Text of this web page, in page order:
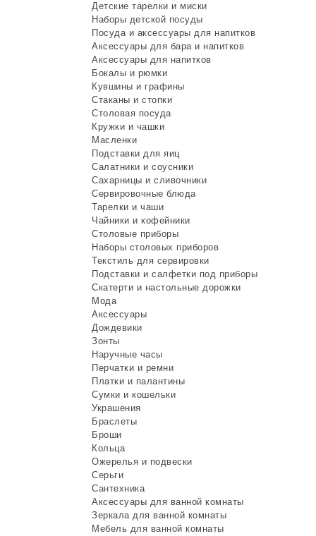
Детские тарелки и миски
Наборы детской посуды
Посуда и аксессуары для напитков
Аксессуары для бара и напитков
Аксессуары для напитков
Бокалы и рюмки
Кувшины и графины
Стаканы и стопки
Столовая посуда
Кружки и чашки
Масленки
Подставки для яиц
Салатники и соусники
Сахарницы и сливочники
Сервировочные блюда
Тарелки и чаши
Чайники и кофейники
Столовые приборы
Наборы столовых приборов
Текстиль для сервировки
Подставки и салфетки под приборы
Скатерти и настольные дорожки
Мода
Аксессуары
Дождевики
Зонты
Наручные часы
Перчатки и ремни
Платки и палантины
Сумки и кошельки
Украшения
Браслеты
Броши
Кольца
Ожерелья и подвески
Серьги
Сантехника
Аксессуары для ванной комнаты
Зеркала для ванной комнаты
Мебель для ванной комнаты